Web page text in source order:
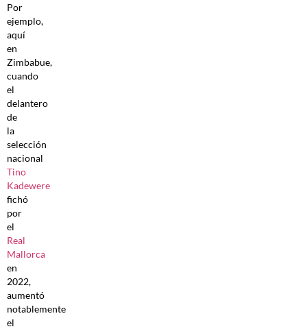
Por
ejemplo,
aquí
en
Zimbabue,
cuando
el
delantero
de
la
selección
nacional
Tino
Kadewere
fichó
por
el
Real
Mallorca
en
2022,
aumentó
notablemente
el